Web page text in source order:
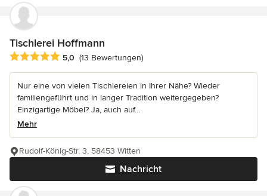
Tischlerei Hoffmann
Durchschnittliche Bewertung: 5 von 5 Sternen
5,0 (13 Bewertungen)
Nur eine von vielen Tischlereien in Ihrer Nähe? Wieder
familiengeführt und in langer Tradition weitergegeben?
Einzigartige Möbel? Ja, auch auf...
Mehr
Nachricht
Rudolf-König-Str. 3, 58453 Witten